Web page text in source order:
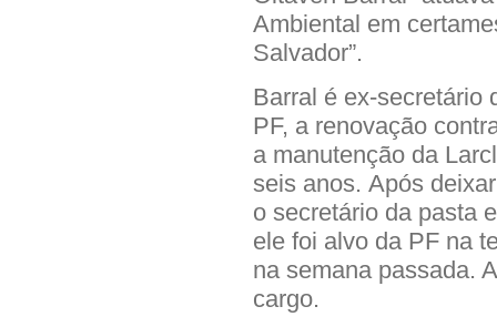
Ambiental em
Salvador”.
Barral é ex-secretário
PF, a renovação
a manutenção da
seis anos. Após
o secretário da pasta
ele foi alvo da PF na
na semana passada.
cargo.